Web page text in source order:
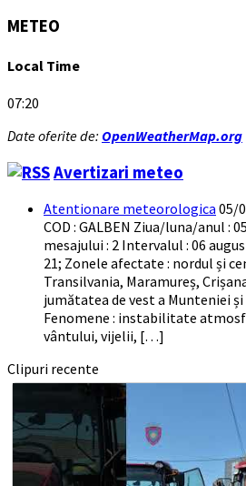
METEO
Local Time
07:20
Date oferite de: OpenWeatherMap.org
Avertizari meteo
Atentionare meteorologica 05/
COD : GALBEN Ziua/luna/anul :
mesajului : 2 Intervalul : 06
21; Zonele afectate : nordul și
Transilvania, Maramureș,
jumătatea de vest a Munteniei
Fenomene : instabilitate
vântului, vijelii, […]
Clipuri recente